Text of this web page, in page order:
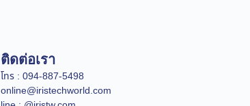
ติดต่อเรา
โทร : 094-887-5498
online@iristechworld.com